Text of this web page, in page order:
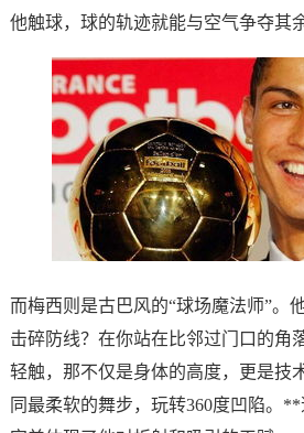
他触球，球的轨迹就能与空气争夺其
而梅西则是古巴风的“球场魔法师”。
击碎防线？在你站在比邻过门口的角
轻触，那不仅是身体的高度，更是技
同最柔软的舞步，玩转360度凹陷。**